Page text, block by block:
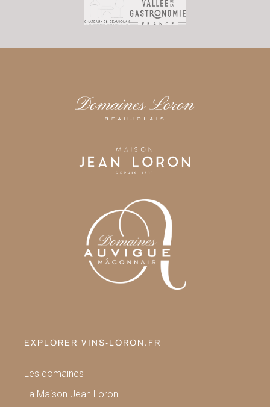
EXPLORER VINS-LORON.FR
Les domaines
La Maison Jean Loron